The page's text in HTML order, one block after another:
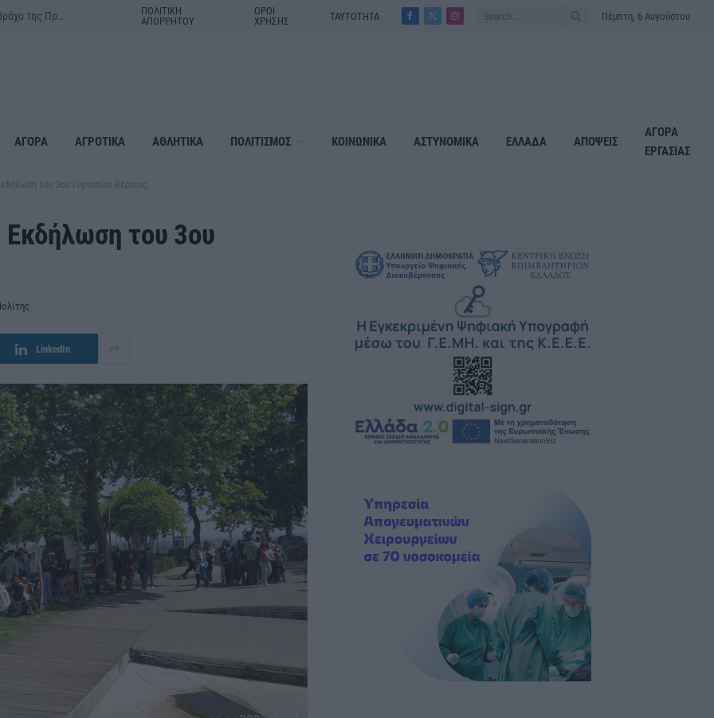
ΠΟΛΙΤΙΚΗ
ΑΠΟΡΡΗΤΟΥ
ΟΡΟΙ
ΧΡΗΣΗΣ
ΤΑΥΤΟΤΗΤΑ
Facebook
X
Instagram
Πέμπτη, 6 Αυγούστου
ΑΓΟΡΑ ΑΓΡΟΤΙΚΑ ΑΘΛΗΤΙΚΑ ΠΟΛΙΤΙΣΜΟΣ ΚΟΙΝΩΝΙΚΑ ΑΣΤΥΝΟΜΙΚΑ ΕΛΛΑΔΑ ΑΠΟΨΕΙΣ
ΑΓΟΡΑ
ΕΡΓΑΣΙΑΣ
του 3ου Γυμνασίου Βέροιας
του 3ου
LinkedIn